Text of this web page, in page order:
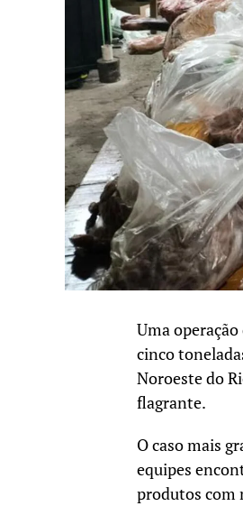
Uma
cinco
Noroeste do
flagrante.
O caso mais
equipes
produtos com